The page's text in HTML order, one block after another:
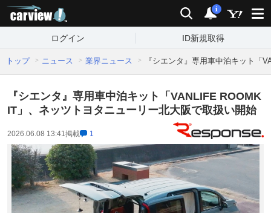
検索 通知
i
ログイン ID新規取得
トップ ニュース 業界ニュース 『シエンタ』専用車中泊キット「
『シエンタ』専用車中泊キット「VANLIFE ROOMK
IT」、ネッツトヨタニューリー北大阪で取扱い開始
2026.06.08 13:41 掲載 1